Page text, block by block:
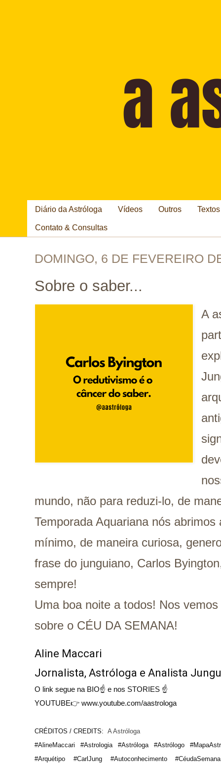
Diário da Astróloga Vídeos Outros
Contato & Consultas
DOMINGO, 6 DE FEVEREIRO
Sobre o saber...
A
mundo, não para reduzi-lo, de
Temporada Aquariana nós
mínimo, de maneira curiosa,
frase do junguiano, Carlos
sempre!
Uma boa noite a todos! Nos
sobre o CÉU DA SEMANA!
Aline Maccari
Jornalista, Astróloga e Analista
O link segue na BIO☝ e nos STORIES ☝
YOUTUBE👉 www.youtube.com/aastrologa
CRÉDITOS / CREDITS: A Astróloga
#AlineMaccari #Astrologia #Astróloga #Astrólogo
#Arquétipo #CarlJung #Autoconhecimento